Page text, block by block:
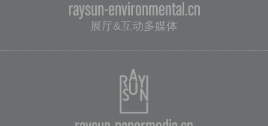
raysun-environmental.cn
展厅&互动多媒体